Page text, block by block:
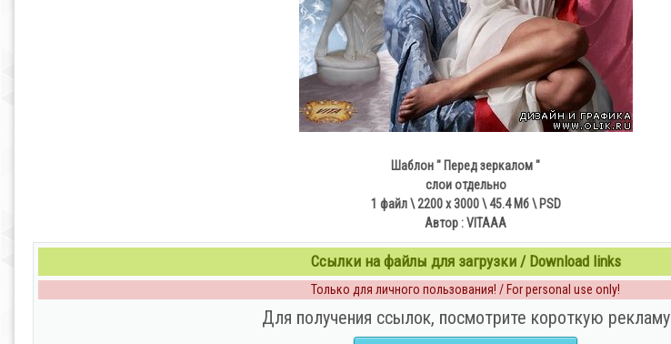
Шаблон " Перед зеркалом "
слои отдельно
1 файл \ 2200 х 3000 \ 45.4 Мб \ PSD
Автор : VITAAA
Ссылки на файлы для загрузки / Download links
Только для личного пользования! / For personal use only!
Для получения ссылок, посмотрите короткую рекламу